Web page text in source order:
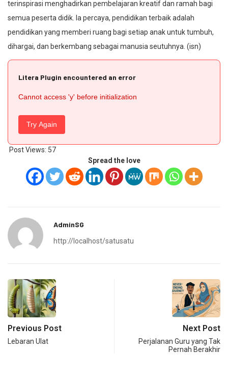
terinspirasi menghadirkan pembelajaran kreatif dan ramah bagi
semua peserta didik. Ia percaya, pendidikan terbaik adalah
pendidikan yang memberi ruang bagi setiap anak untuk tumbuh,
dihargai, dan berkembang sebagai manusia seutuhnya. (isn)
Litera Plugin encountered an error
Cannot access 'y' before initialization
Try Again
Post Views: 57
Spread the love
AdminSG
http://localhost/satusatu
Previous Post
Lebaran Ulat
Next Post
Perjalanan Guru yang Tak
Pernah Berakhir